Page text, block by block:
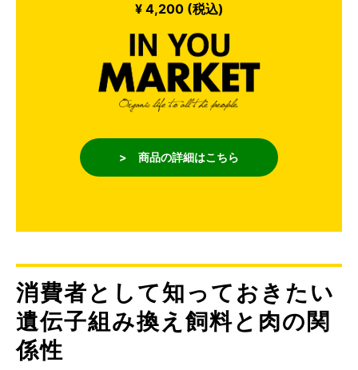
¥ 4,200 (税込)
> 商品の詳細はこちら
消費者として知っておきたい
遺伝子組み換え飼料と肉の関
係性